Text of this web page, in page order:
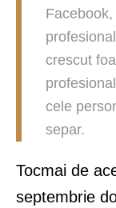
crescut
cele
separ.
Tocmai de
septembrie